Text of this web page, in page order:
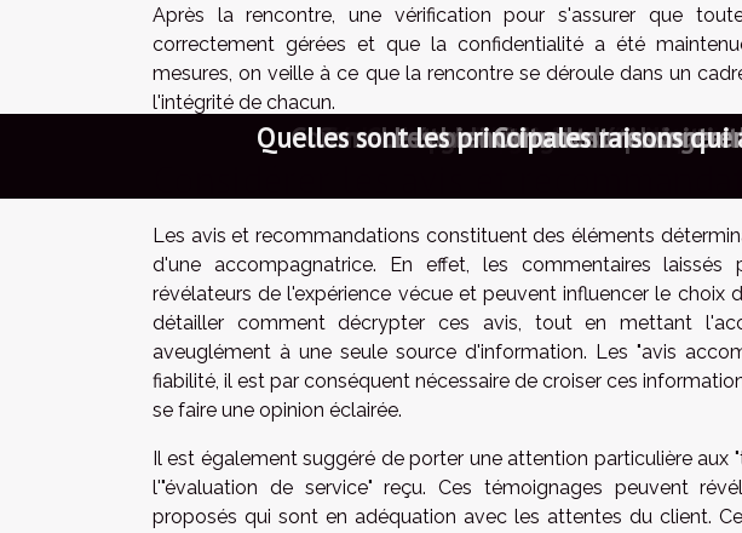
Après la rencontre, une vérification pour s'assurer que
correctement gérées et que la confidentialité a été
mesures, on veille à ce que la rencontre se déroule dans un
l'intégrité de chacun.
Les avis et recommandations constituent des éléments
d'une accompagnatrice. En effet, les commentaires
révélateurs de l'expérience vécue et peuvent influencer le choix
détailler comment décrypter ces avis, tout en mettant
aveuglément à une seule source d'information. Les "avis
fiabilité, il est par conséquent nécessaire de croiser ces
se faire une opinion éclairée.
Il est également suggéré de porter une attention particulière aux
l'"évaluation de service" reçu. Ces témoignages peuvent
proposés qui sont en adéquation avec les attentes du client.
Créer un profil, c’est
Comment identifier une
Explorer des activités
Conseils pour créer des connexions
Comment les services de conversation
Comment les rencontres
Comment les rencontres
Comment naviguer dans le
Comment naviguer dans les
Comment les rencontres
Comment les groupes de
Renouer avec
Comment le
Exploration des avantages des
Exploration des
Maximiser la sécurité sur
Séduction en ligne des secrets
Rencontres
Comment choisir le meilleur
Conseils pour rédiger une
Comment garantir discrétion et
Comment établir une
Les rencontres et le plaisir
Les bienfaits des
Comment
Quelles sont les principales raisons